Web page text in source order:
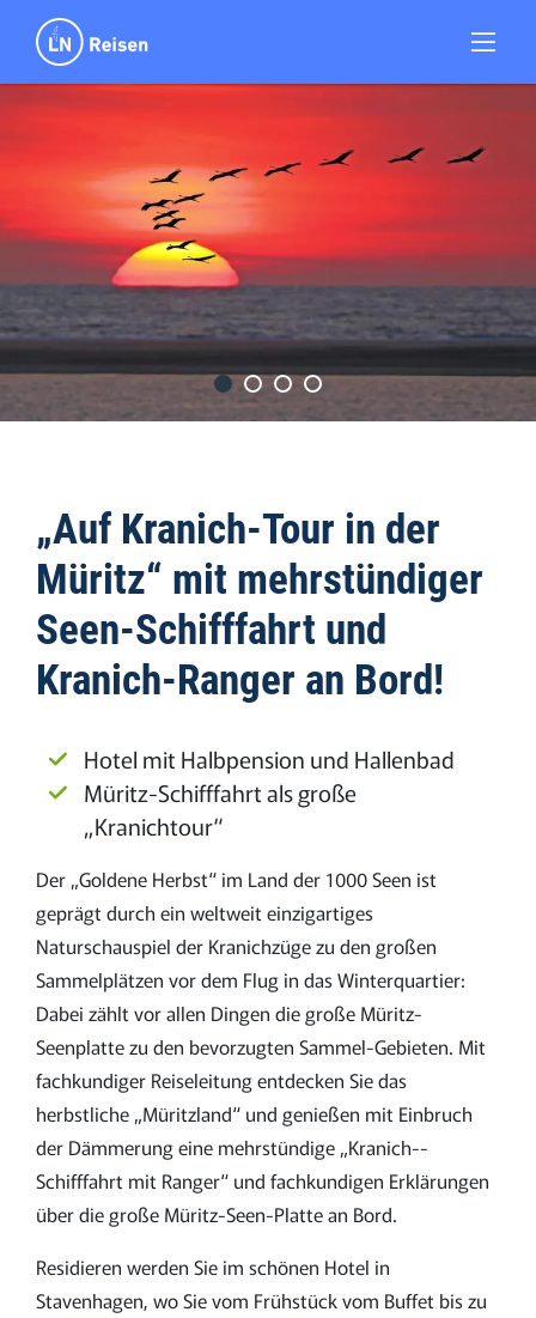
„Auf Kranich-Tour in der
Müritz“ mit mehrstündiger
Seen-Schifffahrt und
Kranich-Ranger an Bord!
Hotel mit Halbpension und Hallenbad
Müritz-Schifffahrt als große
„Kranichtour“
Der „Goldene Herbst“ im Land der 1000 Seen ist
geprägt durch ein weltweit einzigartiges
Naturschauspiel der Kranichzüge zu den großen
Sammelplätzen vor dem Flug in das Winterquartier:
Dabei zählt vor allen Dingen die große Müritz-
Seenplatte zu den bevorzugten Sammel-Gebieten. Mit
fachkundiger Reiseleitung entdecken Sie das
herbstliche „Müritzland“ und genießen mit Einbruch
der Dämmerung eine mehrstündige „Kranich-­
Schifffahrt mit Ranger“ und fachkundigen Erklärungen
über die große Müritz-Seen-Platte an Bord.
Residieren werden Sie im schönen Hotel in
Stavenhagen, wo Sie vom Frühstück vom Buffet bis zu